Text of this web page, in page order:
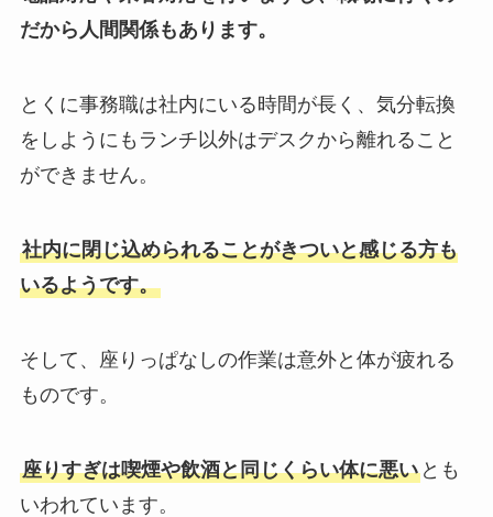
だから人間関係もあります。
とくに事務職は社内にいる時間が長く、気分転換
をしようにもランチ以外はデスクから離れること
ができません。
社内に閉じ込められることがきついと感じる方も
いるようです。
そして、座りっぱなしの作業は意外と体が疲れる
ものです。
座りすぎは喫煙や飲酒と同じくらい体に悪いとも
いわれています。